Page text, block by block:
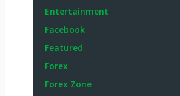
Entertainment
Facebook
Featured
Forex
Forex Zone